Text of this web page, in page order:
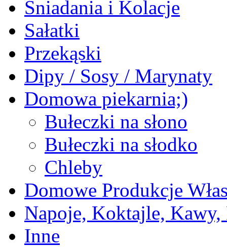
Śniadania i Kolacje
Sałatki
Przekąski
Dipy / Sosy / Marynaty
Domowa piekarnia;)
Bułeczki na słono
Bułeczki na słodko
Chleby
Domowe Produkcje
Napoje, Koktajle, Kawy,
Inne